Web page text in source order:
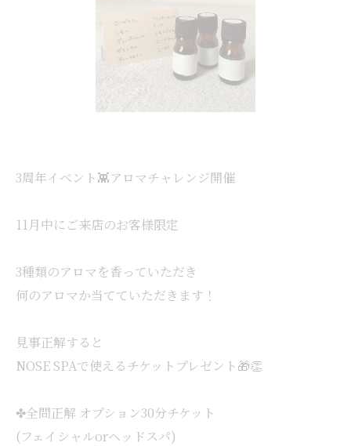
3周年イベント👾アロマチャレンジ開催
11月中にご来店のお客様限定
3種類のアロマを香っていただき
何のアロマか当てていただきます！
見事正解すると
NOSE SPAで使えるチケットプレゼント🎁👏
✤全問正解 オプション30分チケット
(フェイシャルorヘッドスパ)